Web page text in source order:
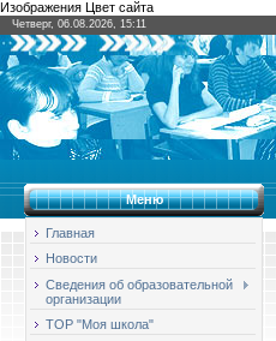
Изображения Цвет сайта
Четверг, 06.08.2026, 15:11
Меню
Главная
Новости
Сведения об образовательной
организации
ТОР "Моя школа"